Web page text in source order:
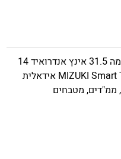
טלוויזיה חכמה 31.5 אינץ אנדרואיד 14
MIZUKI Smart TV HD LED אידאלית
ממ"דים, מטבחים